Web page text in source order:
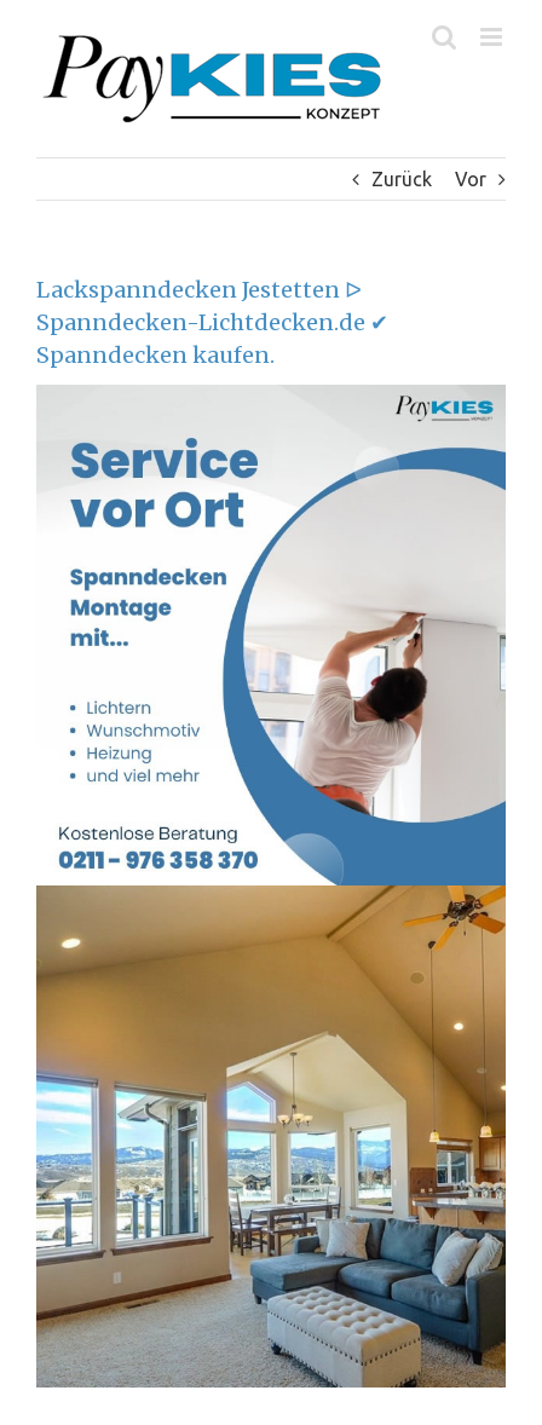
springen
Zurück Vor
Lackspanndecken Jestetten ᐅ
Spanndecken-Lichtdecken.de ✔
Spanndecken kaufen.